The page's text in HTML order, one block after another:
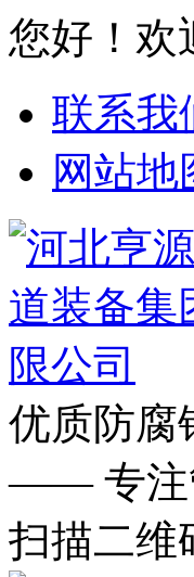
您好！欢
联系我
网站地
优质防腐
—— 专注
扫描二维